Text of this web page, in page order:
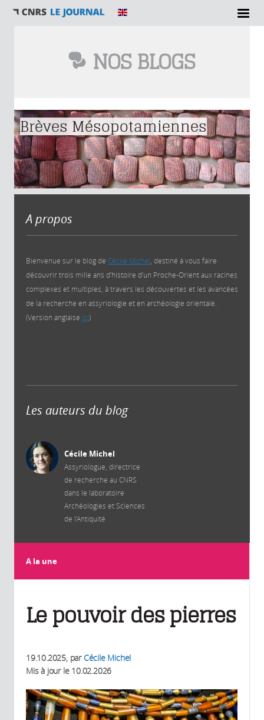
NOS BLOGS
Vous êtes ici
Brèves Mésopotamiennes
A propos
Bienvenue sur le blog de Cécile Michel, destiné à vous faire
découvrir trois mille ans d’histoire d’un Proche-Orient aux racines
complexes et multiples, à travers les découvertes et les avancées
de la recherche en assyriologie et en archéologie orientale.
(Version anglaise ici)
Les auteurs du blog
Cécile Michel
Assyriologue, directrice
de recherche au CNRS
dans le laboratoire
Archéologies et Sciences
de l’Antiquité
A la une
Le pouvoir des pierres
19.10.2025, parCécile Michel
Mis à jour le 10.02.2026